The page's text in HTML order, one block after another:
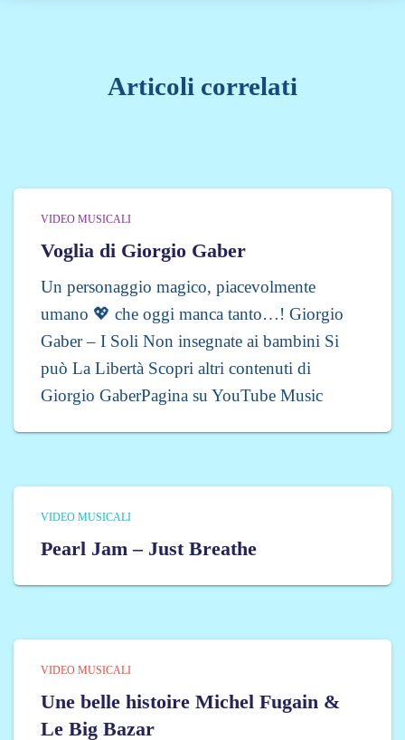
Articoli correlati
VIDEO MUSICALI
Voglia di Giorgio Gaber
Un personaggio magico, piacevolmente
umano 💖 che oggi manca tanto…! Giorgio
Gaber – I Soli Non insegnate ai bambini Si
può La Libertà Scopri altri contenuti di
Giorgio GaberPagina su YouTube Music
VIDEO MUSICALI
Pearl Jam – Just Breathe
VIDEO MUSICALI
Une belle histoire Michel Fugain &
Le Big Bazar